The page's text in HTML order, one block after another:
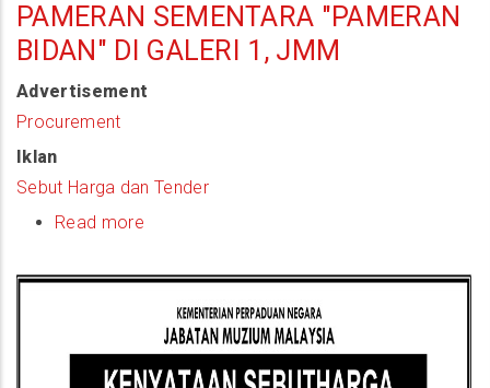
PAMERAN SEMENTARA "PAMERAN
BIDAN" DI GALERI 1, JMM
Advertisement
Procurement
Iklan
Sebut Harga dan Tender
Read more
Sebutharga)
Perkhidmatan
Menyediakan
Pameran